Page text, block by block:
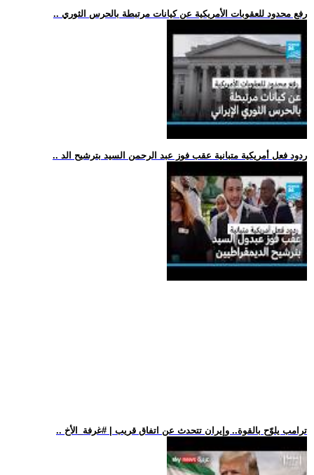
.. رفع محدود للعقوبات الأمريكية عن كيانات مرتبطة بالحرس الثوري
.. ردود فعل أمريكية متبانية عقب فوز عبد الرحمن السيد بترشيح الد
.. ترامب يلوّح بالقوة.. وإيران تتحدث عن اتفاق قريب | #غرفة_الأخ